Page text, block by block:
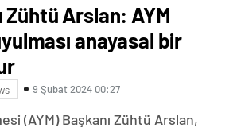
Zühtü Arslan: AYM
anayasal bir
9 Şubat 2024 00:27
(AYM) Başkanı Zühtü Arslan,